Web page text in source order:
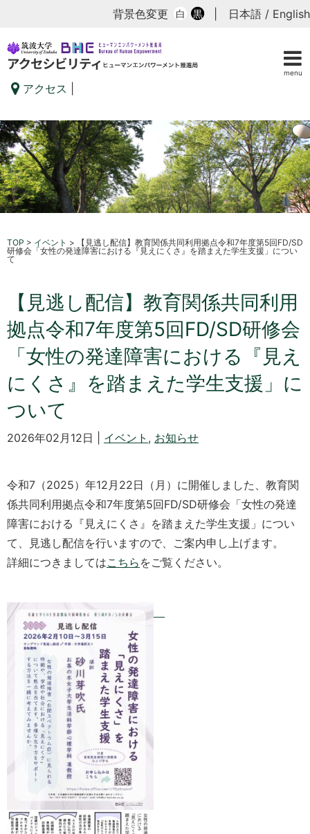
menu
背景色変更 白 黒 日本語 / English
アクセス
TOP > イベント >
【見逃し配信】教育関係共同利用拠点令和7年度第5回FD/SD
研修会「女性の発達障害における『見えにくさ』を踏まえた学生支援」につい
て
【見逃し配信】教育関係共同利用
拠点令和7年度第5回FD/SD研修会
「女性の発達障害における『見え
にくさ』を踏まえた学生支援」に
ついて
2026年02月12日 | イベント , お知らせ
令和7（2025）年12月22日（月）に開催しました、教育関
係共同利用拠点令和7年度第5回FD/SD研修会「女性の発達
障害における『見えにくさ』を踏まえた学生支援」につい
て、見逃し配信を行いますので、ご案内申し上げます。
詳細につきましてはこちら をご覧ください。